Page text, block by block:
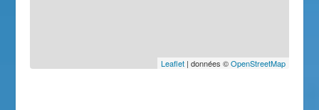
Leaflet| données ©OpenStreetMap